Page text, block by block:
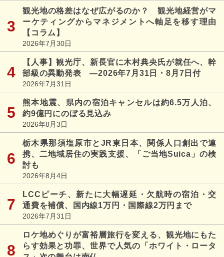
観光地の格差はなぜ広がるのか？ 観光地経営がマ
ーケティングからマネジメントへ軸足を移す理由
【コラム】
2026年7月30日
【人事】観光庁、新長官に木村典央氏が就任へ、幹
部級の異動発表 ―2026年7月31日・8月7日付
2026年7月31日
熊本地震、県内の宿泊キャンセルは約6.5万人泊、
約9億円にのぼる見込み
2026年8月3日
栃木県那須塩原市とJR東日本、関係人口創出で連
携、二地域居住の実践支援、「ご当地Suica」の検
討も
2026年8月4日
LCCピーチ、新たに大幅遅延・欠航時の宿泊・交
通費を補償、国内線1万円・国際線2万円まで
2026年7月31日
ロケ地めぐりが富裕層旅行を変える、観光地にもた
らす効果と功罪、世界で人気の「ホワイト・ロータ